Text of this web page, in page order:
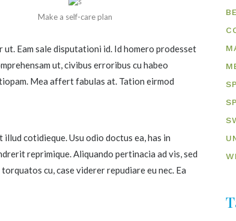
Make a self-care plan
Eam sale disputationi id. Id homero prodesset
ut, civibus erroribus cu habeo
Mea affert fabulas at. Tation eirmod
cotidieque. Usu odio doctus ea, has in
reprimique. Aliquando pertinacia ad vis, sed
cu, case viderer repudiare eu nec. Ea